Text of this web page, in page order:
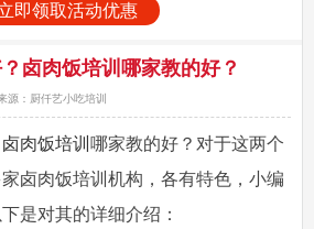
即领取活动优惠
卤肉饭培训哪家教的好？
源： 厨仟艺小吃培训
卤肉饭培训 哪家教的好？对于这两个
卤肉饭培训机构，各有特色，小编
是对其的详细介绍：